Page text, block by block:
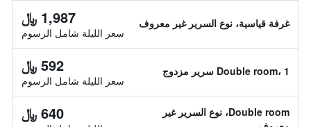
غرفة قياسية، نوع السرير غير معروف 1,987 ﷼
سعر الليلة شامل الرسوم
Double room، 1 سرير مزدوج 592 ﷼
سعر الليلة شامل الرسوم
Double room، نوع السرير غير
640 ﷼